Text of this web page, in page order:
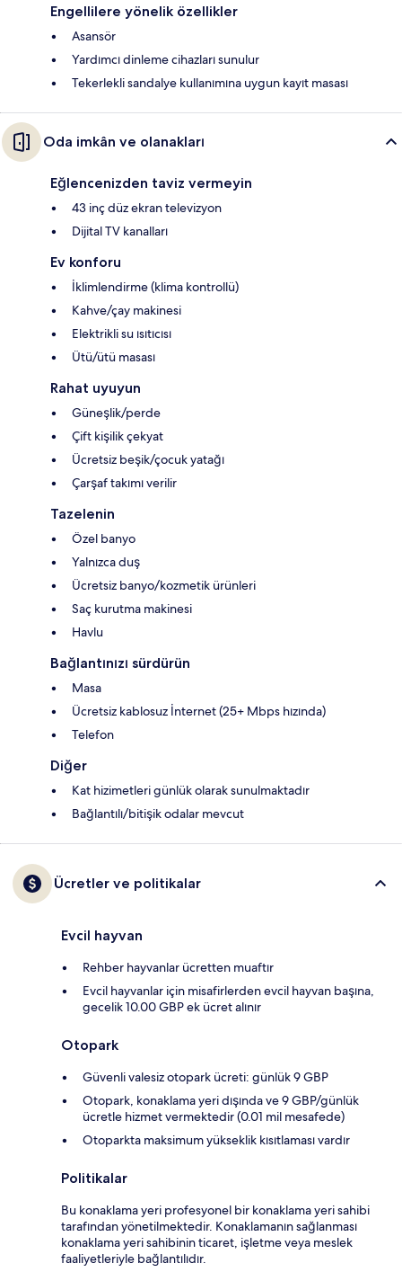
Engellilere yönelik özellikler
Asansör
Yardımcı dinleme cihazları sunulur
Tekerlekli sandalye kullanımına uygun kayıt masası
Oda imkân ve olanakları
Eğlencenizden taviz vermeyin
43 inç düz ekran televizyon
Dijital TV kanalları
Ev konforu
İklimlendirme (klima kontrollü)
Kahve/çay makinesi
Elektrikli su ısıtıcısı
Ütü/ütü masası
Rahat uyuyun
Güneşlik/perde
Çift kişilik çekyat
Ücretsiz beşik/çocuk yatağı
Çarşaf takımı verilir
Tazelenin
Özel banyo
Yalnızca duş
Ücretsiz banyo/kozmetik ürünleri
Saç kurutma makinesi
Havlu
Bağlantınızı sürdürün
Masa
Ücretsiz kablosuz İnternet (25+ Mbps hızında)
Telefon
Diğer
Kat hizimetleri günlük olarak sunulmaktadır
Bağlantılı/bitişik odalar mevcut
Ücretler ve politikalar
Evcil hayvan
Rehber hayvanlar ücretten muaftır
Evcil hayvanlar için misafirlerden evcil hayvan başına,
gecelik 10.00 GBP ek ücret alınır
Otopark
Güvenli valesiz otopark ücreti: günlük 9 GBP
Otopark, konaklama yeri dışında ve 9 GBP/günlük
ücretle hizmet vermektedir (0.01 mil mesafede)
Otoparkta maksimum yükseklik kısıtlaması vardır
Politikalar
Bu konaklama yeri profesyonel bir konaklama yeri sahibi
tarafından yönetilmektedir. Konaklamanın sağlanması
konaklama yeri sahibinin ticaret, işletme veya meslek
faaliyetleriyle bağlantılıdır.